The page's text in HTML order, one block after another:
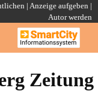
| Anzeige aufgeben |
Autor werden
Zeitung